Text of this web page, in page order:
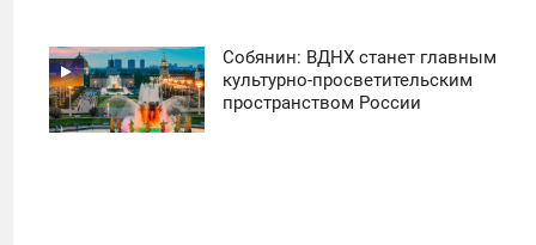
Собянин: ВДНХ станет главным
культурно-просветительским
пространством России